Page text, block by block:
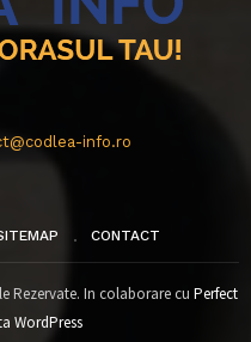
info.ro
CONTACT
Rezervate. In colaborare cu Perfect
WordPress